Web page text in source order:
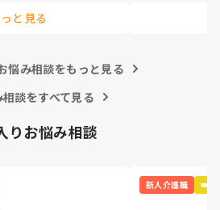
と見る
悩み相談をもっと見る
談をすべて見る
りお悩み相談
新人介護職 👑殿